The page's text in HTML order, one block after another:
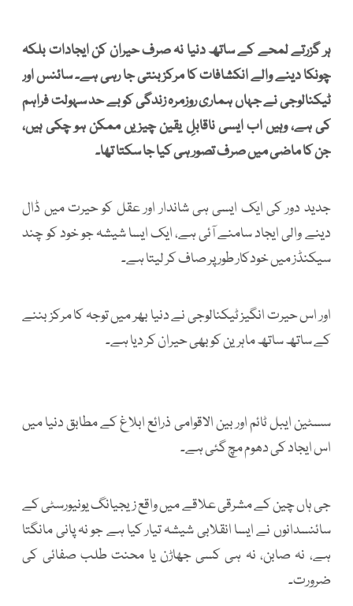
ہر گزرتے لمحے کے ساتھ دنیا نہ صرف حیران کن ایجادات بلکہ
چونکا دینے والے انکشافات کا مرکز بنتی جا رہی ہے۔ سائنس اور
ٹیکنالوجی نے جہاں ہماری روزمرہ زندگی کو بے حد سہولت فراہم
کی ہے، وہیں اب ایسی ناقابلِ یقین چیزیں ممکن ہو چکی ہیں،
جن کا ماضی میں صرف تصور ہی کیا جا سکتا تھا۔
جدید دور کی ایک ایسی ہی شاندار اور عقل کو حیرت میں ڈال
دینے والی ایجاد سامنے آئی ہے، ایک ایسا شیشہ جو خود کو چند
سیکنڈز میں خودکار طور پر صاف کر لیتا ہے۔
اور اس حیرت انگیز ٹیکنالوجی نے دنیا بھر میں توجہ کا مرکز بننے
کے ساتھ ساتھ ماہرین کو بھی حیران کر دیا ہے۔
سسٹین ایبل ٹائم اور بین الاقوامی ذرائع ابلاغ کے مطابق دنیا میں
اس ایجاد کی دھوم مچ گئی ہے۔
جی ہاں چین کے مشرقی علاقے میں واقع زیجیانگ یونیورسٹی کے
سائنسدانوں نے ایسا انقلابی شیشہ تیار کیا ہے جو نہ پانی مانگتا
ہے، نہ صابن، نہ ہی کسی جھاڑن یا محنت طلب صفائی کی
ضرورت۔